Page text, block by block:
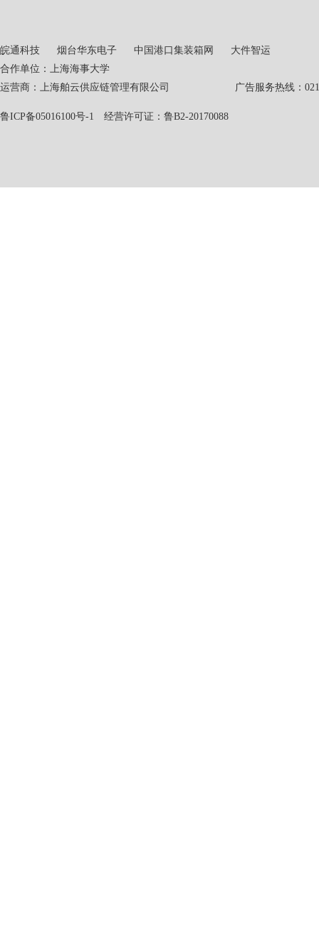
皖通科技 烟台华东电子 中国港口集装箱网
大件智运
合作单位：上海海事大学
运营商：上海舶云供应链管理有限公司 广告服务热线：021-
鲁ICP备05016100号-1 经营许可证：鲁B2-20170088